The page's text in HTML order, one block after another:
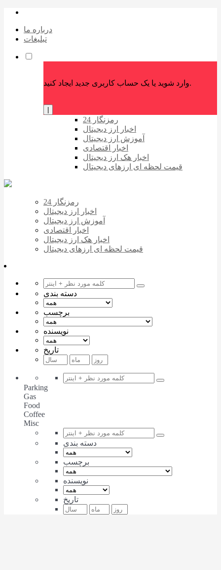
درباره ما
تبلیغات
وارد شوید یا یک حساب کاربری جدید ایجاد کنید.
رمزنگار 24
اخبار ارز دیجیتال
آموزش ارز دیجیتال
اخبار اقتصادی
اخبار هک ارز دیجیتال
قیمت لحظه ای ارزهای دیجیتال
رمزنگار 24
اخبار ارز دیجیتال
آموزش ارز دیجیتال
اخبار اقتصادی
اخبار هک ارز دیجیتال
قیمت لحظه ای ارزهای دیجیتال
دسته بندی
برچسب
نویسنده
تاریخ
Parking
Gas
Food
Coffee
Misc
دسته بندی
برچسب
نویسنده
تاریخ